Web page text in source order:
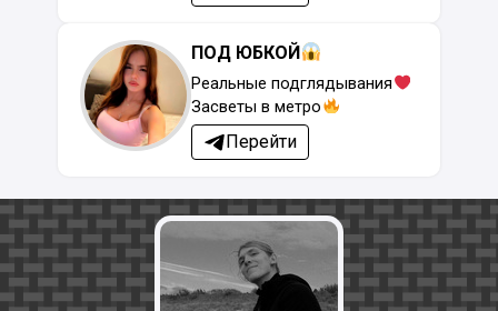
ПОД ЮБКОЙ
Реальные подглядывания
Засветы в метро
Перейти